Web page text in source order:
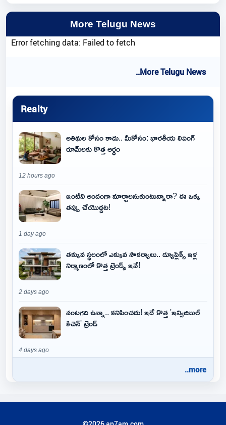
More Telugu News
Error fetching data: Failed to fetch
..More Telugu News
Realty
అతిథుల కోసం కాదు.. మీకోసం: భారతీయ లివింగ్
రూమ్‌లకు కొత్త అర్థం
12 hours ago
ఇంటిని అందంగా మార్చాలనుకుంటున్నారా? ఈ ఒక్క
తప్పు చేయొద్దట!
1 day ago
తక్కువ స్థలంలో ఎక్కువ సౌకర్యాలు.. డ్యూప్లెక్స్ ఇళ్ల
నిర్మాణంలో కొత్త ట్రెండ్స్ ఇవే!
2 days ago
వంటగది ఉన్నా.. కనిపించదు! ఇదే కొత్త 'ఇన్విజిబుల్
కిచెన్' ట్రెండ్
4 days ago
..more